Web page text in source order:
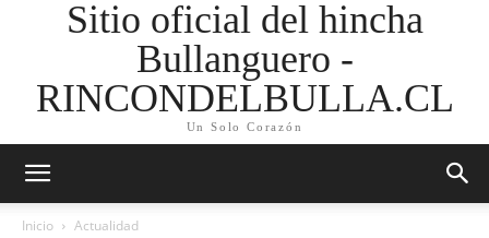
Sitio oficial del hincha
Bullanguero -
RINCONDELBULLA.CL
Un Solo Corazón
Inicio Actualidad